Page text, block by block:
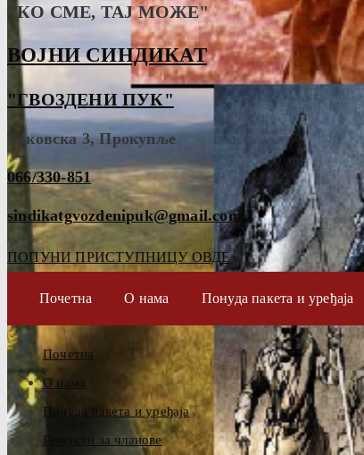
"КО СМЕ, ТАJ МОЖЕ"
ВОЈНИ СИНДИКАТ
"ГВОЗДЕНИ ПУК"
Таковска 3, Прокупље
066/330-851
sindikatgvozdenipuk@gmail.com
ПОПУНИ ПРИСТУПНИЦУ ОВДЕ
Почетна О нама Понуда пакета и уређаја
Почетна
О нама
Понуда пакета и уређаја
Попусти за чланове